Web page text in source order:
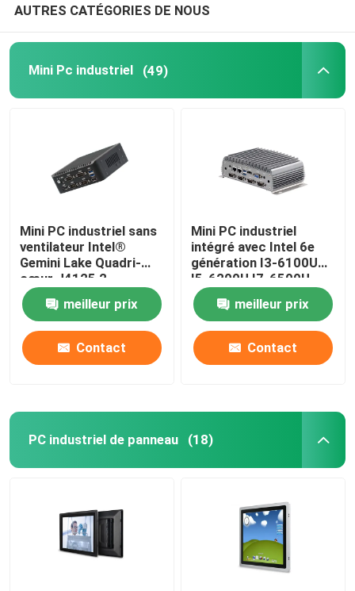
Carte mère PC minière
AUTRES CATÉGORIES DE NOUS
Mini Pc industriel (49)
Mini PC industriel sans
ventilateur Intel®
Gemini Lake Quadri-
cœur J4125 2
Gigabyte NIC 6COM
Nuc
meilleur prix
Contact
Mini PC industriel
intégré avec Intel 6e
génération I3-6100U
I5-6200U I7-6500U
meilleur prix
Contact
PC industriel de panneau (18)